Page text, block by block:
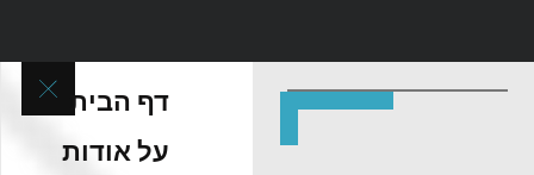
דף הבית
על אודות